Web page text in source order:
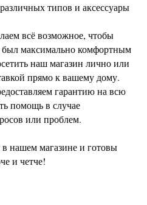
типов и аксессуары
всё возможное, чтобы
максимально комфортным
наш магазин лично или
прямо к вашему дому.
гарантию на всю
помощь в случае
или проблем.
нашем магазине и готовы
и четче!